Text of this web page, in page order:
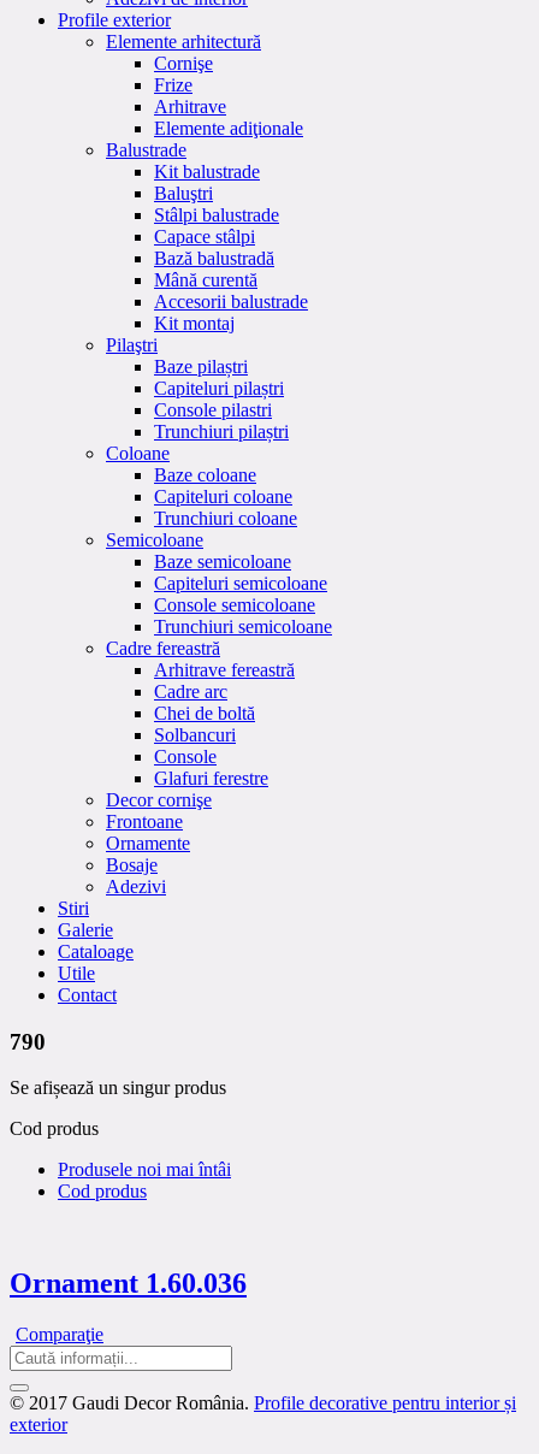
Profile exterior
Elemente arhitectură
Cornişe
Frize
Arhitrave
Elemente adiţionale
Balustrade
Kit balustrade
Baluştri
Stâlpi balustrade
Capace stâlpi
Bază balustradă
Mână curentă
Accesorii balustrade
Kit montaj
Pilaştri
Baze pilaștri
Capiteluri pilaștri
Console pilastri
Trunchiuri pilaștri
Coloane
Baze coloane
Capiteluri coloane
Trunchiuri coloane
Semicoloane
Baze semicoloane
Capiteluri semicoloane
Console semicoloane
Trunchiuri semicoloane
Cadre fereastră
Arhitrave fereastră
Cadre arc
Chei de boltă
Solbancuri
Console
Glafuri ferestre
Decor cornişe
Frontoane
Ornamente
Bosaje
Adezivi
Stiri
Galerie
Cataloage
Utile
Contact
790
Se afișează un singur produs
Cod produs
Produsele noi mai întâi
Cod produs
Ornament 1.60.036
Comparaţie
© 2017 Gaudi Decor România. Profile decorative pentru interior și
exterior